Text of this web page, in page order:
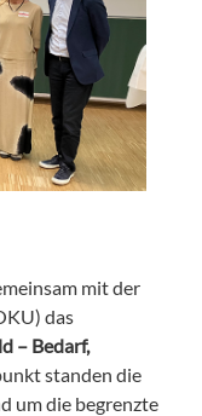
mit der
das
– Bedarf,
standen die
um die begrenzte